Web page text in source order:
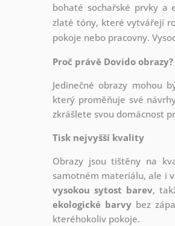
bohaté sochařské prvky a
zlaté tóny, které vytvářejí
pokoje nebo pracovny.
Proč právě Dovido obrazy?
Jedinečné obrazy mohou
který proměňuje své
zkrášlete svou domácnost
Tisk nejvyšší kvality
Obrazy jsou tištěny na
samotném materiálu, ale i
vysokou sytost barev,
ekologické barvy bez
kteréhokoliv pokoje.